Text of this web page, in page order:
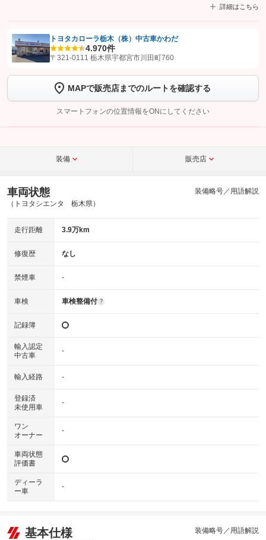
詳細はこちら
【STEP1】認証画面でグーネットを友だち追加してから「許可する」ボタンを押
トーク画面で
ボタンをタップして問い合わせを
完了してください。
こちら
トヨタカローラ栃木（株）中古車かわだ
4.970件
〒321-0111 栃木県宇都宮市川田町760
MAPで販売店までのルートを確認する
スマートフォンの位置情報をONにしてください
装備 販売店
車両状態
（トヨタシエンタ 栃木県）
装備略号／用語解説
走行距離 3.9万km
修復歴 なし
禁煙車 -
車検 車検整備付 ?
記録簿
輸入認定
中古車
-
輸入経路 -
登録済
未使用車
-
ワン
オーナー
-
車両状態
評価書
ディーラ
ー車
-
基本仕様 装備略号／用語解説